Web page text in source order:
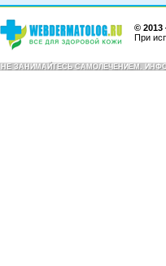
© 2013
При
НЕ ЗАНИМАЙТЕСЬ САМОЛЕЧЕНИЕМ.